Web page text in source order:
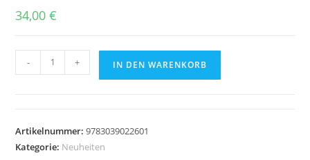
34,00€
–
Menge
- + IN DEN WARENKORB
Artikelnummer:9783039022601
Kategorie: Neuheiten